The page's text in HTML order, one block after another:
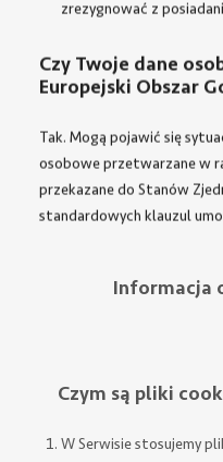
zrezygnować z
Czy Twoje dane
Europejski Obszar
Tak. Mogą pojawić się
osobowe przetwarzane w
przekazane do Stanów
standardowych klauzul
Informacja
Czym są pliki
W Serwisie stosujemy